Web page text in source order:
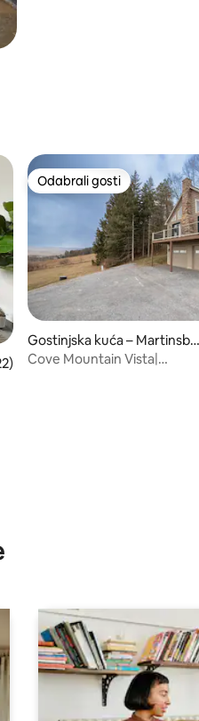
gosti”
ocjena: 4,99/5, recenzija: 122
Odabrali gosti
Odabrali gosti
Gostinjska kuća – Martinsbu
rg
Cove Mountain Vista|